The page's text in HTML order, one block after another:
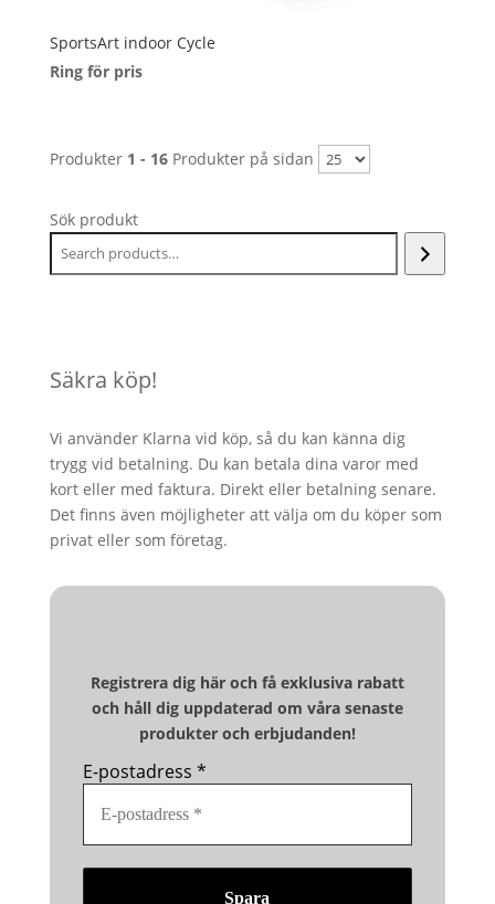
SportsArt indoor Cycle
Ring för pris
Produkter 1 - 16Produkter på sidan
Sök produkt
Säkra köp!
Vi använder Klarna vid köp, så du kan känna dig
trygg vid betalning. Du kan betala dina varor med
kort eller med faktura. Direkt eller betalning senare.
Det finns även möjligheter att välja om du köper som
privat eller som företag.
Registrera dig här och få exklusiva rabatt
och håll dig uppdaterad om våra senaste
produkter och erbjudanden!
E-postadress *